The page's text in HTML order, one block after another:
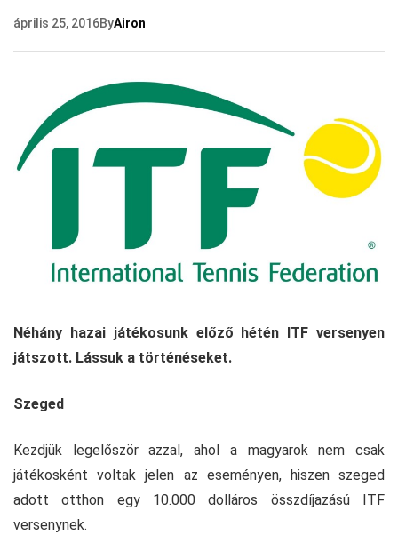
április 25, 2016ByAiron
Néhány hazai játékosunk előző hétén ITF versenyen
játszott. Lássuk a történéseket.
Szeged
Kezdjük legelőször azzal, ahol a magyarok nem csak
játékosként voltak jelen az eseményen, hiszen szeged
adott otthon egy 10.000 dolláros összdíjazású ITF
versenynek.